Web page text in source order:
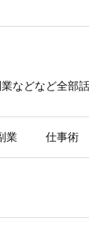
などなど全部
業 仕事術